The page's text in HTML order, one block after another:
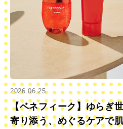
2026.06.25
【ベネフィーク】ゆらぎ
寄り添う、めぐるケアで